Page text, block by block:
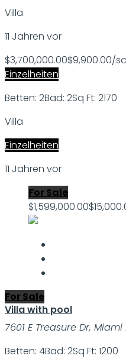
Villa
11 Jahren vor
$3,700,000.00$9,900.00/
Einzelheiten
Betten: 2Bad: 2Sq Ft: 2170
Villa
Einzelheiten
11 Jahren vor
For Sale
$1,599,000.00
For Sale
Villa with pool
7601 E Treasure Dr,
Betten: 4Bad: 2Sq Ft: 1200